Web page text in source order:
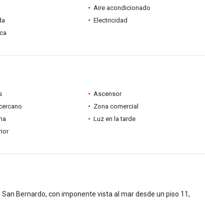
Aire acondicionado
Electricidad
Ascensor
Zona comercial
Luz en la tarde
Bernardo, con imponente vista al mar desde un piso 11,